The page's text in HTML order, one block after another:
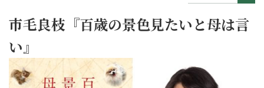
市毛良枝『百歳の景色見たいと母は言
い』